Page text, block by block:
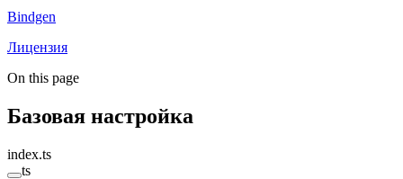
Bindgen
Лицензия
On this page
Базовая настройка
index.ts
ts